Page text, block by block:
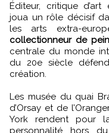
Éditeur, critique d’art et grand collectionneur, l’homme
joua un rôle décisif
les arts extra-
collectionneur de
centrale du monde
du 20e siècle
création.
Les musée du quai
d’Orsay et de
York rendent pour
personnalité hors